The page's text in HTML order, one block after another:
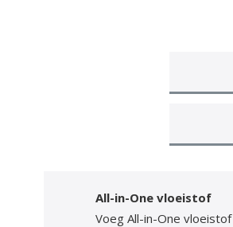
All-in-One vloeistof
Voeg All-in-One